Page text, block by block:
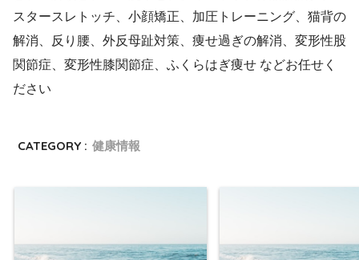
スタースレトッチ、小顔矯正、加圧トレーニング、猫背の
解消、反り腰、外反母趾対策、痩せ過ぎの解消、変形性股
関節症、変形性膝関節症、ふくらはぎ痩せ などお任せく
ださい
CATEGORY : 健康情報